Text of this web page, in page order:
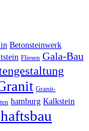
Betonsteinwerk
Fliesen Gala-Bau
Granit-
hamburg Kalkstein